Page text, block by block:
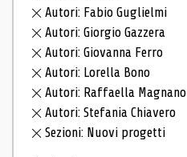
Autori: Fabio Guglielmi
Autori: Giorgio Gazzera
Autori: Giovanna Ferro
Autori: Lorella Bono
Autori: Raffaella Magnano
Autori: Stefania Chiavero
Sezioni: Nuovi progetti